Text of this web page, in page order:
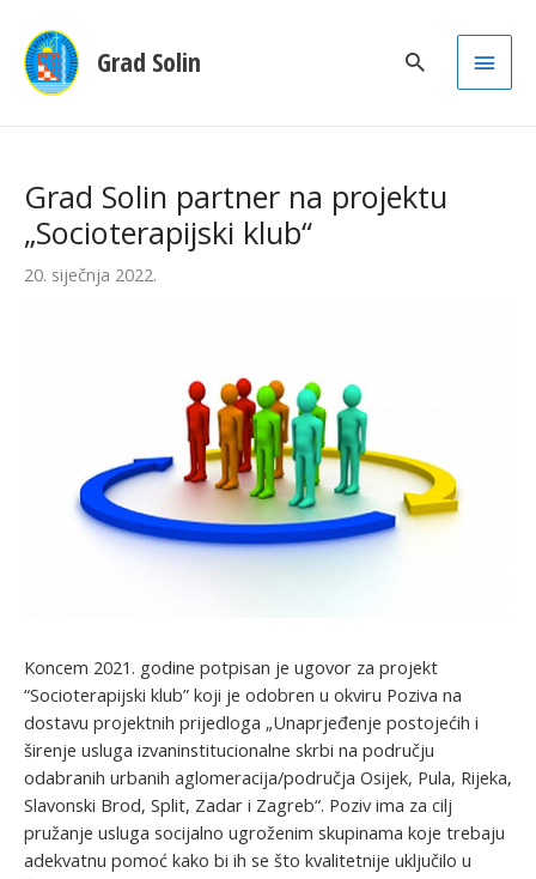
Grad Solin
Main
Grad Solin partner na projektu
„Socioterapijski klub“
20. siječnja 2022.
Koncem 2021. godine potpisan je ugovor za projekt
“Socioterapijski klub” koji je odobren u okviru Poziva na
dostavu projektnih prijedloga „Unaprjeđenje postojećih i
širenje usluga izvaninstitucionalne skrbi na području
odabranih urbanih aglomeracija/područja Osijek, Pula, Rijeka,
Slavonski Brod, Split, Zadar i Zagreb“. Poziv ima za cilj
pružanje usluga socijalno ugroženim skupinama koje trebaju
adekvatnu pomoć kako bi ih se što kvalitetnije uključilo u